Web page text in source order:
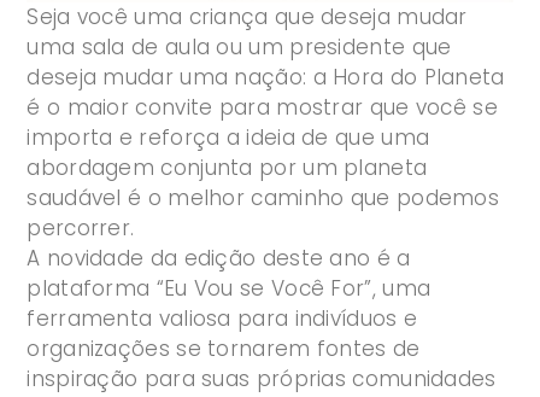
Seja você uma criança que deseja mudar
uma sala de aula ou um presidente que
deseja mudar uma nação: a Hora do Planeta
é o maior convite para mostrar que você se
importa e reforça a ideia de que uma
abordagem conjunta por um planeta
saudável é o melhor caminho que podemos
percorrer.
A novidade da edição deste ano é a
plataforma “Eu Vou se Você For”, uma
ferramenta valiosa para indivíduos e
organizações se tornarem fontes de
inspiração para suas próprias comunidades